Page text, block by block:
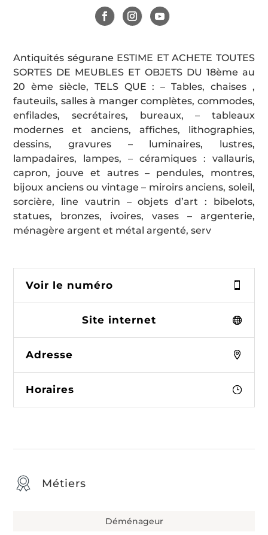
Antiquités ségurane ESTIME ET ACHETE TOUTES
SORTES DE MEUBLES ET OBJETS DU 18ème au
20 ème siècle, TELS QUE : – Tables, chaises ,
fauteuils, salles à manger complètes, commodes,
enfilades, secrétaires, bureaux, – tableaux
modernes et anciens, affiches, lithographies,
dessins, gravures – luminaires, lustres,
lampadaires, lampes, – céramiques : vallauris,
capron, jouve et autres – pendules, montres,
bijoux anciens ou vintage – miroirs anciens, soleil,
sorcière, line vautrin – objets d’art : bibelots,
statues, bronzes, ivoires, vases – argenterie,
ménagère argent et métal argenté, serv
Voir le numéro
Site internet
Adresse
Horaires
Métiers
Déménageur